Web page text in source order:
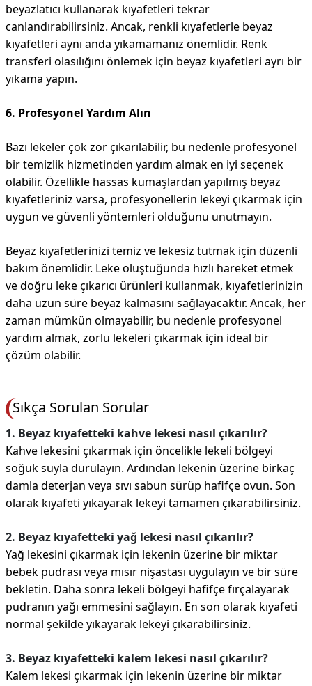
beyazlatıcı kullanarak kıyafetleri tekrar
canlandırabilirsiniz. Ancak, renkli kıyafetlerle beyaz
kıyafetleri aynı anda yıkamamanız önemlidir. Renk
transferi olasılığını önlemek için beyaz kıyafetleri ayrı bir
yıkama yapın.
6. Profesyonel Yardım Alın
Bazı lekeler çok zor çıkarılabilir, bu nedenle profesyonel
bir temizlik hizmetinden yardım almak en iyi seçenek
olabilir. Özellikle hassas kumaşlardan yapılmış beyaz
kıyafetleriniz varsa, profesyonellerin lekeyi çıkarmak için
uygun ve güvenli yöntemleri olduğunu unutmayın.
Beyaz kıyafetlerinizi temiz ve lekesiz tutmak için düzenli
bakım önemlidir. Leke oluştuğunda hızlı hareket etmek
ve doğru leke çıkarıcı ürünleri kullanmak, kıyafetlerinizin
daha uzun süre beyaz kalmasını sağlayacaktır. Ancak, her
zaman mümkün olmayabilir, bu nedenle profesyonel
yardım almak, zorlu lekeleri çıkarmak için ideal bir
çözüm olabilir.
Sıkça Sorulan Sorular
1. Beyaz kıyafetteki kahve lekesi nasıl çıkarılır?
Kahve lekesini çıkarmak için öncelikle lekeli bölgeyi
soğuk suyla durulayın. Ardından lekenin üzerine birkaç
damla deterjan veya sıvı sabun sürüp hafifçe ovun. Son
olarak kıyafeti yıkayarak lekeyi tamamen çıkarabilirsiniz.
2. Beyaz kıyafetteki yağ lekesi nasıl çıkarılır?
Yağ lekesini çıkarmak için lekenin üzerine bir miktar
bebek pudrası veya mısır nişastası uygulayın ve bir süre
bekletin. Daha sonra lekeli bölgeyi hafifçe fırçalayarak
pudranın yağı emmesini sağlayın. En son olarak kıyafeti
normal şekilde yıkayarak lekeyi çıkarabilirsiniz.
3. Beyaz kıyafetteki kalem lekesi nasıl çıkarılır?
Kalem lekesi çıkarmak için lekenin üzerine bir miktar